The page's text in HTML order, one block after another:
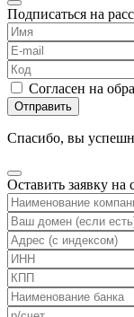
Подписаться на
Согласен на
Отправить
Спасибо, вы
Оставить заявку на